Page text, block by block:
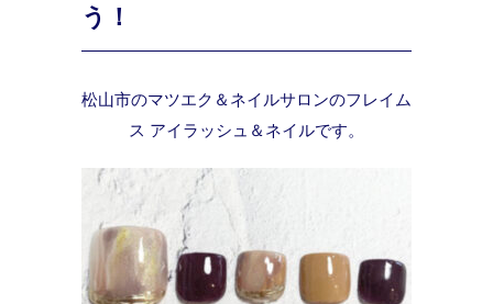
う！
松山市のマツエク＆ネイルサロンのフレイム
ス アイラッシュ＆ネイルです。